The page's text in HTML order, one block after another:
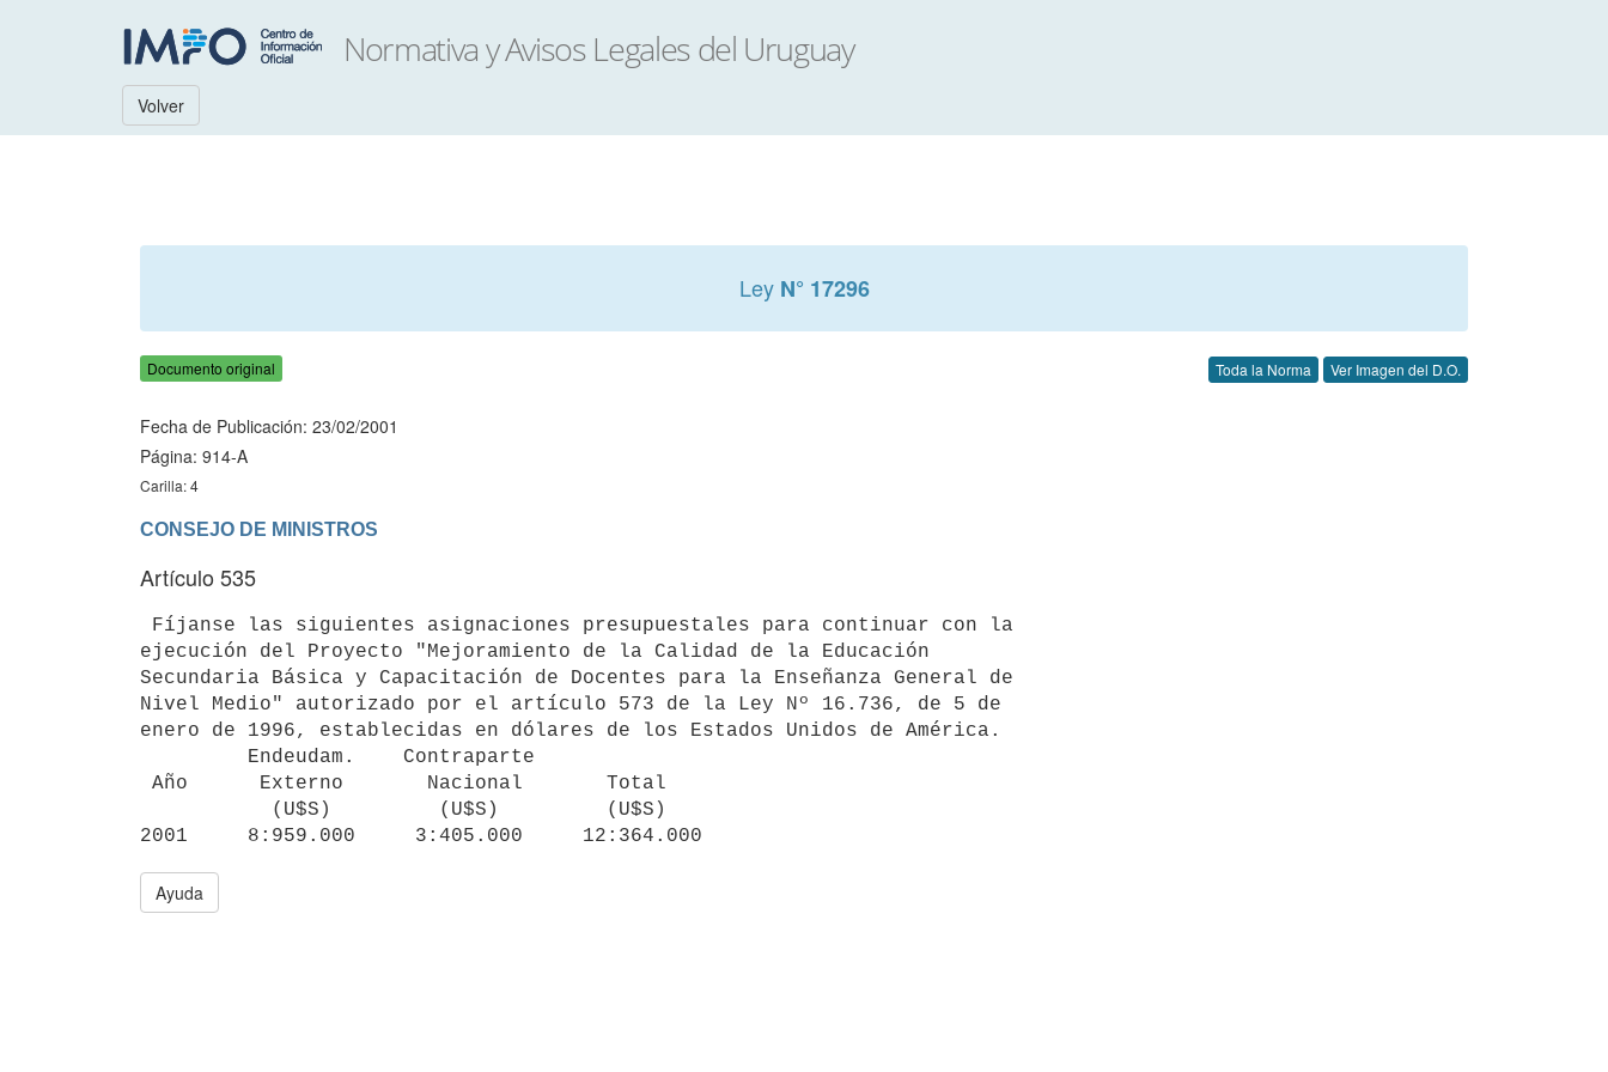
Volver
Ley N° 17296
Documento original Toda la Norma Ver Imagen del D.O.
Fecha de Publicación: 23/02/2001
Página: 914-A
Carilla: 4
CONSEJO DE MINISTROS
Artículo 535
ejecución del Proyecto "Mejoramiento de la Calidad de la Educación
Secundaria Básica y Capacitación de Docentes para la Enseñanza General de
Nivel Medio" autorizado por el artículo 573 de la Ley Nº 16.736, de 5 de
enero de 1996, establecidas en dólares de los Estados Unidos de América.
Ayuda